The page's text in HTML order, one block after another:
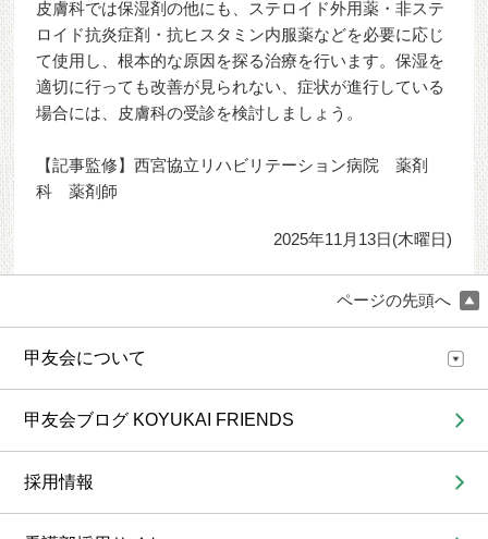
皮膚科では保湿剤の他にも、ステロイド外用薬・非ステ
ロイド抗炎症剤・抗ヒスタミン内服薬などを必要に応じ
て使用し、根本的な原因を探る治療を行います。保湿を
適切に行っても改善が見られない、症状が進行している
場合には、皮膚科の受診を検討しましょう。
【記事監修】西宮協立リハビリテーション病院 薬剤
科 薬剤師
2025年11月13日(木曜日)
ページの先頭へ
甲友会について
甲友会ブログ KOYUKAI FRIENDS
採用情報